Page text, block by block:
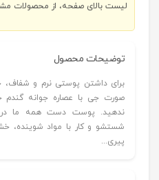
لیست بالای صفحه، از محصولات
توضیحات محصول
برای داشتن پوستی نرم و
ندهید. پوست دست همه ما در
شستشو و کار با مواد شوینده،
پیری...